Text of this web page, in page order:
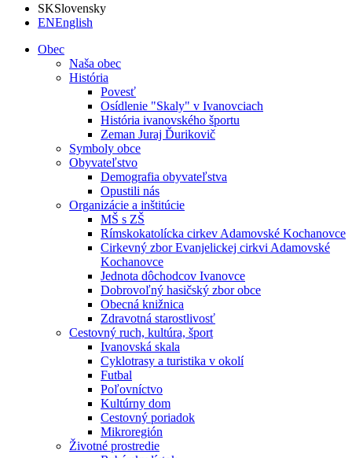
SKSlovensky
ENEnglish
Obec
Naša obec
História
Povesť
Osídlenie "Skaly" v Ivanovciach
História ivanovského športu
Zeman Juraj Ďurikovič
Symboly obce
Obyvateľstvo
Demografia obyvateľstva
Opustili nás
Organizácie a inštitúcie
MŠ s ZŠ
Rímskokatolícka cirkev Adamovské Kochanovce
Cirkevný zbor Evanjelickej cirkvi Adamovské
Kochanovce
Jednota dôchodcov Ivanovce
Dobrovoľný hasičský zbor obce
Obecná knižnica
Zdravotná starostlivosť
Cestovný ruch, kultúra, šport
Ivanovská skala
Cyklotrasy a turistika v okolí
Futbal
Poľovníctvo
Kultúrny dom
Cestovný poriadok
Mikroregión
Životné prostredie